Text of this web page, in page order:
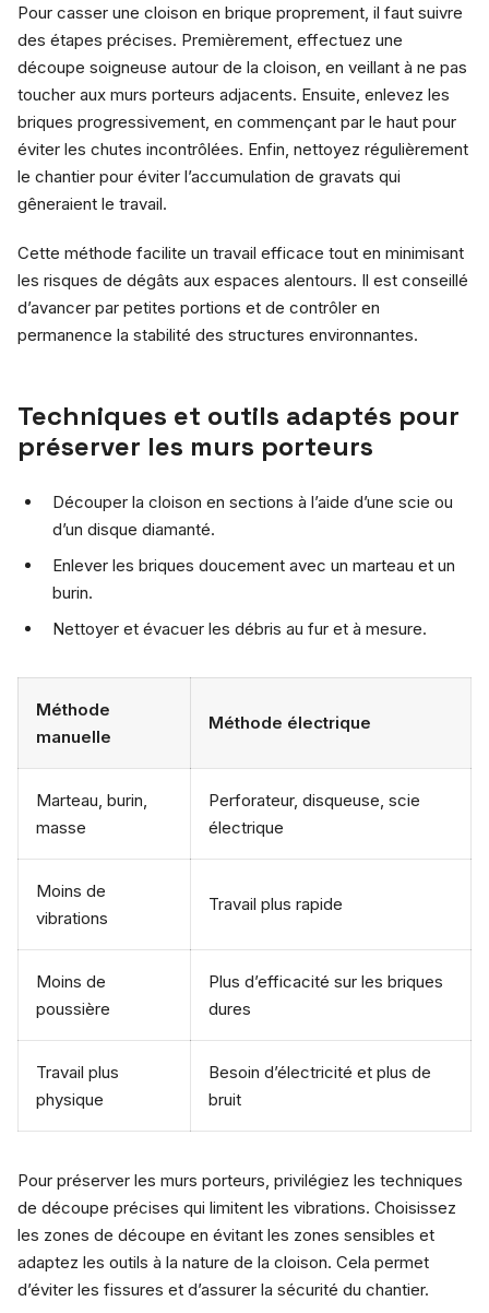
Pour casser une cloison en brique proprement, il faut suivre
des étapes précises. Premièrement, effectuez une
découpe soigneuse autour de la cloison, en veillant à ne pas
toucher aux murs porteurs adjacents. Ensuite, enlevez les
briques progressivement, en commençant par le haut pour
éviter les chutes incontrôlées. Enfin, nettoyez régulièrement
le chantier pour éviter l’accumulation de gravats qui
gêneraient le travail.
Cette méthode facilite un travail efficace tout en minimisant
les risques de dégâts aux espaces alentours. Il est conseillé
d’avancer par petites portions et de contrôler en
permanence la stabilité des structures environnantes.
Techniques et outils adaptés pour
préserver les murs porteurs
Découper la cloison en sections à l’aide d’une scie ou
d’un disque diamanté.
Enlever les briques doucement avec un marteau et un
burin.
Nettoyer et évacuer les débris au fur et à mesure.
Méthode
manuelle
Méthode électrique
Marteau, burin,
masse
Perforateur, disqueuse, scie
électrique
Moins de
vibrations
Travail plus rapide
Moins de
poussière
Plus d’efficacité sur les briques
dures
Travail plus
physique
Besoin d’électricité et plus de
bruit
Pour préserver les murs porteurs, privilégiez les techniques
de découpe précises qui limitent les vibrations. Choisissez
les zones de découpe en évitant les zones sensibles et
adaptez les outils à la nature de la cloison. Cela permet
d’éviter les fissures et d’assurer la sécurité du chantier.